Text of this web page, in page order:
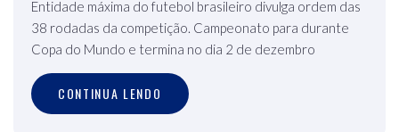
Entidade máxima do futebol brasileiro divulga ordem das
38 rodadas da competição. Campeonato para durante
Copa do Mundo e termina no dia 2 de dezembro
CONTINUA LENDO